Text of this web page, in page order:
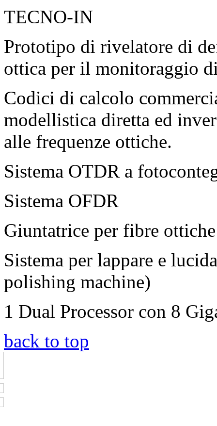
TECNO-IN
Prototipo di rivelatore di
ottica per il monitoraggio
Codici di calcolo
modellistica diretta ed
alle frequenze ottiche.
Sistema OTDR a
Sistema OFDR
Giuntatrice per fibre
Sistema per lappare e
polishing machine)
1 Dual Processor con 8
back to top